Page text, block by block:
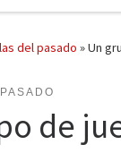
del pasado »Un
de